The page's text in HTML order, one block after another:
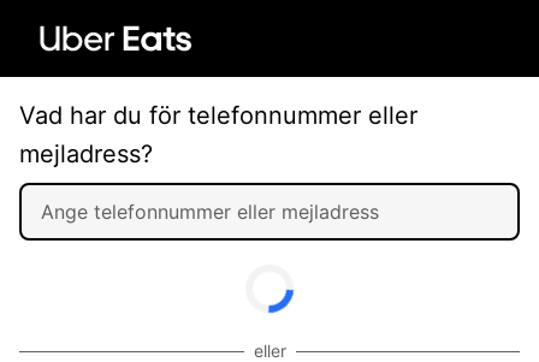
Vad har du för telefonnummer eller
mejladress?
eller